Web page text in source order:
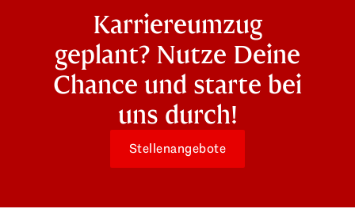
Karriereumzug
geplant? Nutze Deine
Chance und starte bei
uns durch!
Stellenangebote